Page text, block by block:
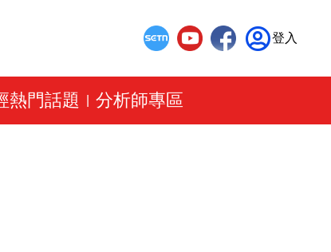
登入
熱門話題 分析師專區